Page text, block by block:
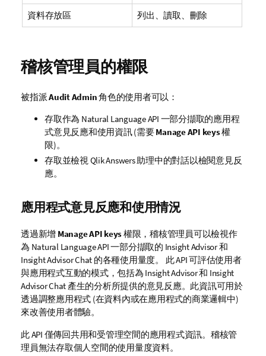
資料存放區 列出、讀取、刪除
稽核管理員的權限
被指派Audit Admin角色的使用者可以：
存取作為 Natural Language API 一部分擷取的應用程
式意見反應和使用資訊 (需要Manage API keys權
限)。
存取並檢視 Qlik Answers助理中的對話以檢閱意見反
應。
應用程式意見反應和使用情況
透過新增 Manage API keys權限，稽核管理員可以檢視作
為 Natural Language API 一部分擷取的 Insight Advisor和
Insight Advisor Chat 的各種使用量度。 此 API 可評估使用者
與應用程式互動的模式，包括為 Insight Advisor和 Insight
Advisor Chat 產生的分析所提供的意見反應。此資訊可用於
透過調整應用程式 (在資料內或在應用程式的商業邏輯中)
來改善使用者體驗。
此 API 僅傳回共用和受管理空間的應用程式資訊。稽核管
理員無法存取個人空間的使用量度資料。